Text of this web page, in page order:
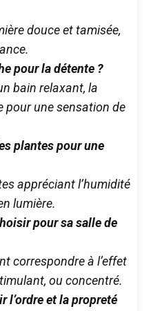
douce et tamisée,
pour la détente ?
bain relaxant, la
pour une sensation de
plantes pour une
appréciant l’humidité
lumière.
pour sa salle de
correspondre à l’effet
ou concentré.
l’ordre et la propreté